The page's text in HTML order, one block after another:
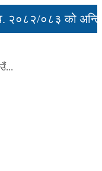
०८३ को अन्तिम